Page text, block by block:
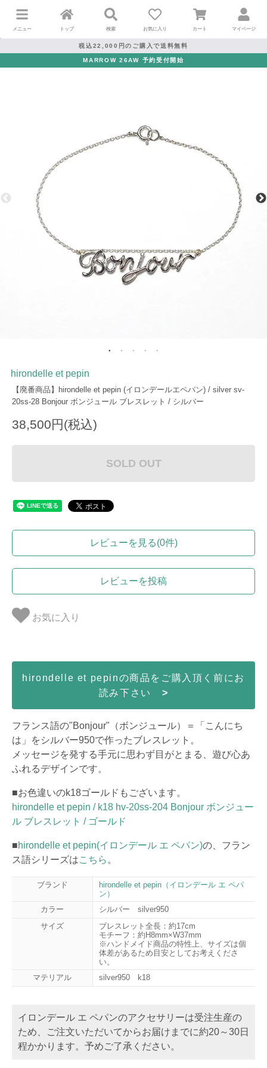
メニュー トップ 検索 お気に入り カート マイページ
税込22,000円のご購入で送料無料
MARROW 26AW 予約受付開始
hirondelle et pepin
【廃番商品】hirondelle et pepin (イロンデールエペパン) / silver sv-
20ss-28 Bonjour ボンジュール ブレスレット / シルバー
38,500円(税込)
SOLD OUT
レビューを見る(0件)
レビューを投稿
お気に入り
hirondelle et pepinの商品をご購入頂く前にお
読み下さい >
フランス語の"Bonjour"（ボンジュール）＝「こんにち
は」をシルバー950で作ったブレスレット。
メッセージを発する手元に思わず目がとまる、遊び心あ
ふれるデザインです。
■お色違いのk18ゴールドもございます。
hirondelle et pepin / k18 hv-20ss-204 Bonjour ボンジュー
ル ブレスレット / ゴールド
■hirondelle et pepin(イロンデール エ ペパン)の、フラン
ス語シリーズはこちら。
ブランド
hirondelle et pepin（イロンデール エ ペパ
ン）
カラー
シルバー silver950
サイズ
ブレスレット全長：約17cm
モチーフ：約H8mm×W37mm
※ハンドメイド商品の特性上、サイズは個
体差があるため目安としてお考えくださ
い。
マテリアル
silver950 k18
イロンデール エ ペパンのアクセサリーは受注生産の
ため、ご注文いただいてからお届けまでに約20～30日
程かかります。予めご了承ください。